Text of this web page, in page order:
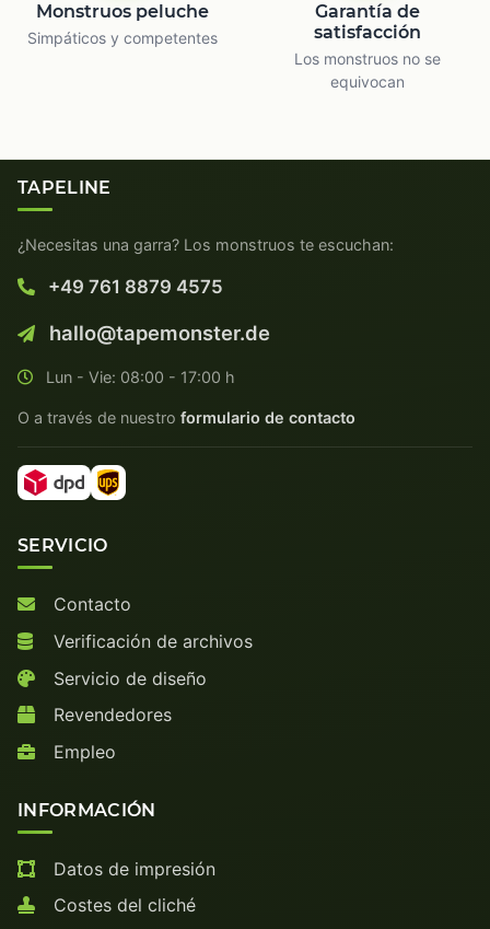
Monstruos peluche
Simpáticos y competentes
Garantía de
satisfacción
Los monstruos no se
equivocan
TAPELINE
¿Necesitas una garra? Los monstruos te escuchan:
+49 761 8879 4575
hallo@tapemonster.de
Lun - Vie: 08:00 - 17:00 h
O a través de nuestro formulario de contacto
SERVICIO
Contacto
Verificación de archivos
Servicio de diseño
Revendedores
Empleo
INFORMACIÓN
Datos de impresión
Costes del cliché